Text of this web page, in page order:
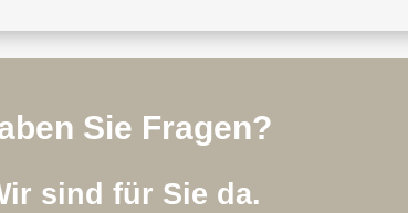
Sie Fragen?
sind für Sie da.